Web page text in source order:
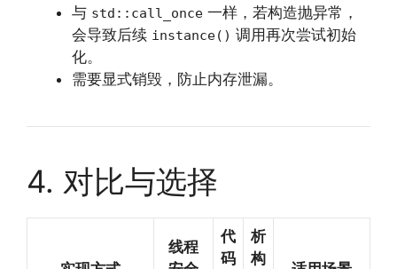
与 std::call_once 一样，若构造抛异常，
会导致后续 instance() 调用再次尝试初始
化。
需要显式销毁，防止内存泄漏。
4. 对比与选择
线程
代
码
析
构